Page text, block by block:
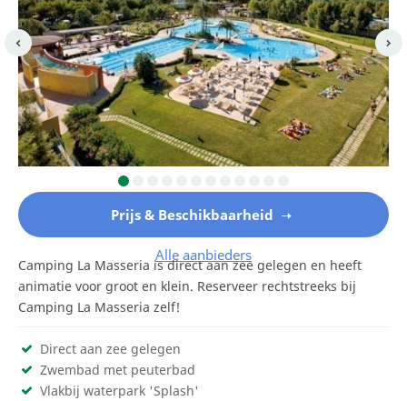
Prijs & Beschikbaarheid
Alle aanbieders
Camping La Masseria is direct aan zee gelegen en heeft
animatie voor groot en klein. Reserveer rechtstreeks bij
Camping La Masseria zelf!
Direct aan zee gelegen
Zwembad met peuterbad
Vlakbij waterpark 'Splash'